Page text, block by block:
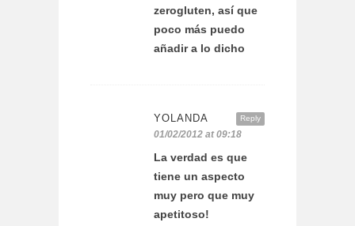
zerogluten, así que
poco más puedo
añadir a lo dicho
Reply
YOLANDA
01/02/2012 at 09:18
La verdad es que
tiene un aspecto
muy pero que muy
apetitoso!